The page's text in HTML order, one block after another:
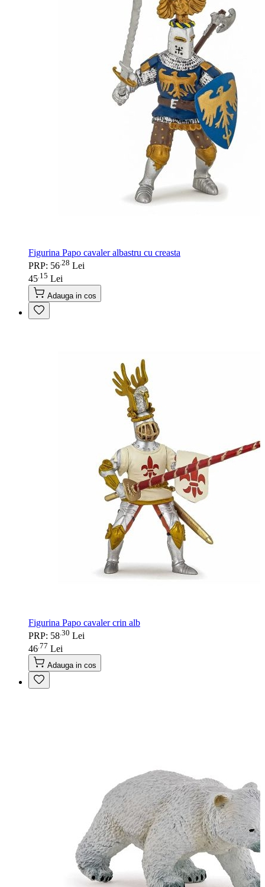
Figurina Papo cavaler albastru cu creasta
PRP: 56 28 Lei
45.15 Lei
Adauga in cos
Figurina Papo cavaler crin alb
PRP: 58 30 Lei
46 77 Lei
Adauga in cos